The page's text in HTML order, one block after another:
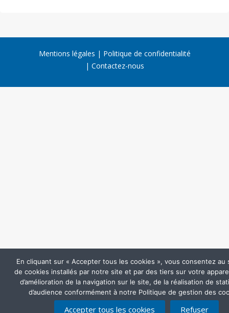
Mentions légales
Politique de confidentialité
Contactez-nous
En cliquant sur « Accepter tous les cookies », vous consentez au
de cookies installés par notre site et par des tiers sur votre
d’amélioration de la navigation sur le site, de la réalisation de
d’audience conformément à notre Politique de gestion des
Accepter tous les cookies Refuser